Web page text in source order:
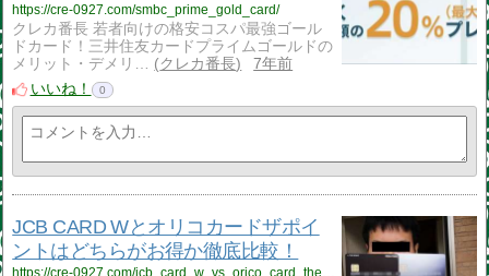
https://cre-0927.com/smbc_prime_gold_card/
クレカ番長 若者向けの格安コスパ最強ゴール
ドカード！三井住友カードプライムゴールドの
メリット・デメリ…
クレカ番長
7年前
いいね！
0
JCB CARD Wとオリコカードザポイ
ントはどちらがお得か徹底比較！
https://cre-0927.com/jcb_card_w_vs_orico_card_thepoint/